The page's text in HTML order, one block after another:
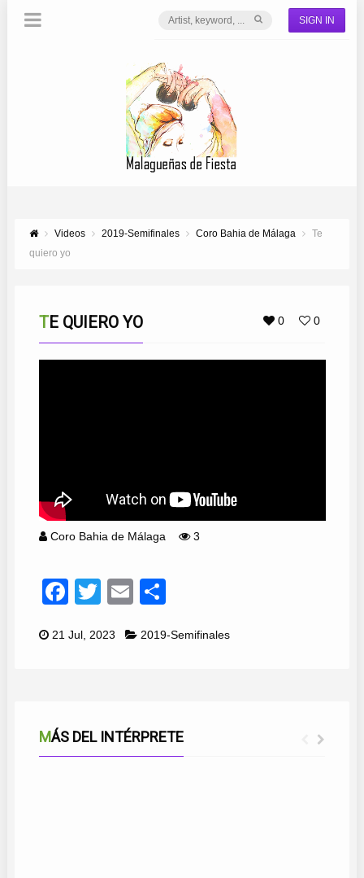
SIGN IN
Videos 2019-Semifinales Coro Bahia de Málaga
Te
quiero yo
0 0
TE QUIERO YO
Coro Bahia de Málaga 3
Facebook
TwitterEmail
21 Jul, 2023 2019-Semifinales
MÁS DEL INTÉRPRETE
SUEÑO DE AMOR